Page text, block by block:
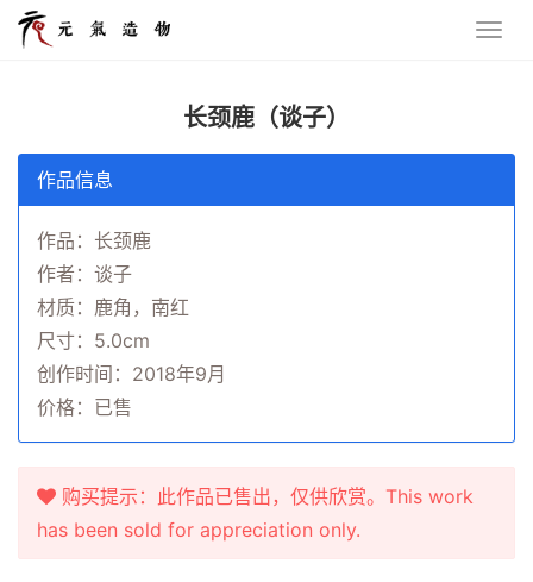
长颈鹿（谈子）
作品信息
作品：长颈鹿
作者：谈子
材质：鹿角，南红
尺寸：5.0cm
创作时间：2018年9月
价格：已售
购买提示：此作品已售出，仅供欣赏。This work
has been sold for appreciation only.